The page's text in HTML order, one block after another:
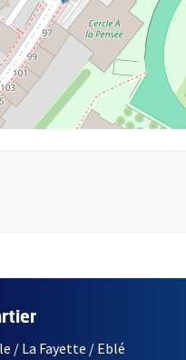
/ La Fayette / Eblé